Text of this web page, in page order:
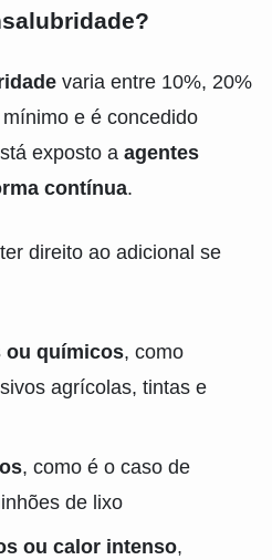
varia entre 10%, 20%
e é concedido
exposto a agentes
contínua.
direito ao adicional se
ou químicos, como
agrícolas, tintas e
, como é o caso de
de lixo
ou calor intenso,